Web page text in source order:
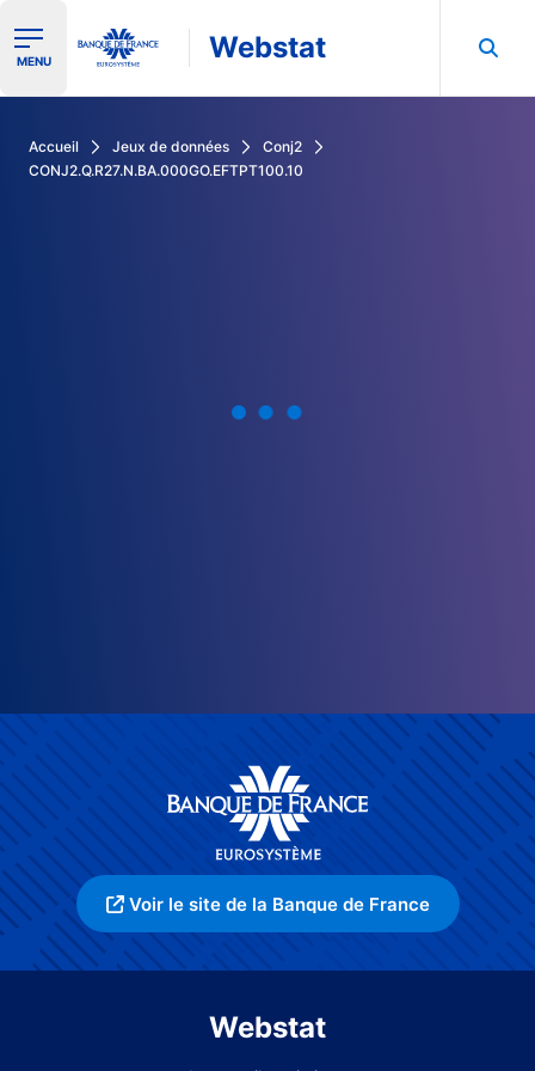
Ouvrir le menu de navigation
MENU Webstat
Accueil Jeux de données
Conj2
CONJ2.Q.R27.N.BA.000GO.EFTPT100.10
Voir le site de la Banque de France
Webstat